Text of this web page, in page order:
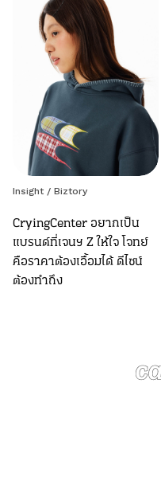
Insight / Biztory
CryingCenter อยากเป็น
แบรนด์ที่เจนฯ Z ให้ใจ โจทย์
คือราคาต้องเอื้อมได้ ดีไซน์
ต้องทำถึง